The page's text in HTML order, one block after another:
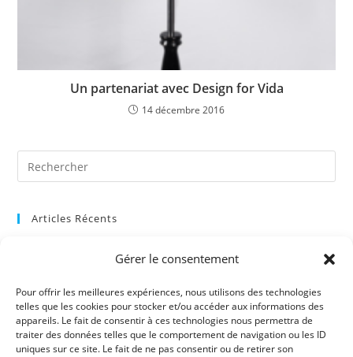
Gérer le consentement
Pour offrir les meilleures expériences, nous utilisons des technologies
telles que les cookies pour stocker et/ou accéder aux informations des
appareils. Le fait de consentir à ces technologies nous permettra de
traiter des données telles que le comportement de navigation ou les ID
uniques sur ce site. Le fait de ne pas consentir ou de retirer son
Un partenariat avec Design for Vida
14 décembre 2016
Articles Récents
Quand les professionnels du PHUPEA vivent l’art-thérapie de
Premier vernissage en art-thérapie au PHUPEA
Un répit dans une bulle d’air